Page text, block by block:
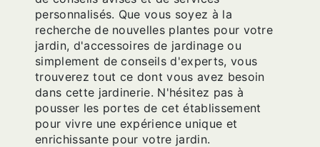
personnalisés. Que vous soyez à la
recherche de nouvelles plantes pour votre
jardin, d'accessoires de jardinage ou
simplement de conseils d'experts, vous
trouverez tout ce dont vous avez besoin
dans cette jardinerie. N'hésitez pas à
pousser les portes de cet établissement
pour vivre une expérience unique et
enrichissante pour votre jardin.